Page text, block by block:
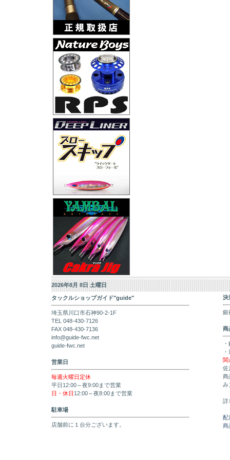
2026年8月 8日 土曜日
タックルショップガイド"guide"
埼玉県川口市石神90-2-1F
TEL 048-430-7126
FAX 048-430-7136
info@guide-fwc.net
guide-fwc.net
営業日
毎週火曜日定休
平日12:00～夜9:00まで営業
日・休日 12:00～夜8:00まで営業
駐車場
店舗前に１台分ございます。
決
銀
商
関
佐
商
み
詳
配
商